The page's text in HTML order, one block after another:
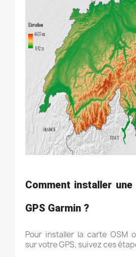
Comment installer
GPS Garmin ?
Pour installer la carte OSM
sur votre GPS, suivez ces